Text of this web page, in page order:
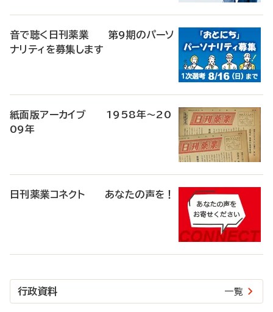
音で聴く日刊薬業 第9期のパーソ
ナリティを募集します
紙面版アーカイブ 1958年～20
09年
日刊薬業コネクト あなたの声を！
行政資料 一覧